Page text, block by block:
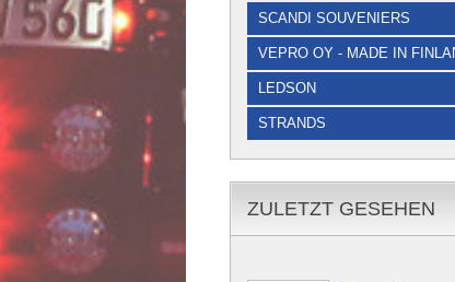
SCANDI SOUVENIERS
VEPRO OY - MADE IN
LEDSON
STRANDS
ZULETZT GESEHEN